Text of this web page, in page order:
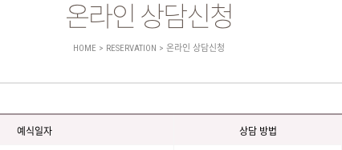
온라인 상담신청
HOME > RESERVATION > 온라인 상담신청
예식일자 상담 방법